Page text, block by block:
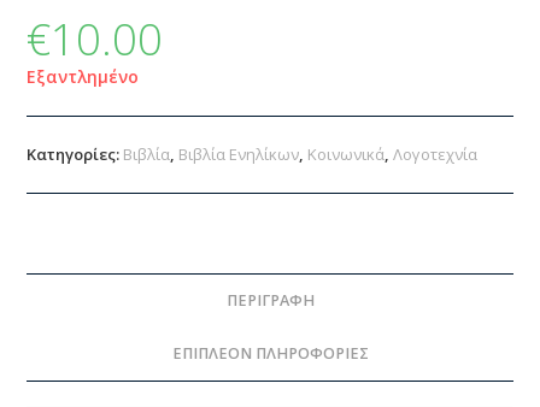
€10.00
Εξαντλημένο
Κατηγορίες: Βιβλία, Βιβλία Ενηλίκων, Κοινωνικά,Λογοτεχνία
ΠΕΡΙΓΡΑΦΉ
ΕΠΙΠΛΈΟΝ ΠΛΗΡΟΦΟΡΊΕΣ